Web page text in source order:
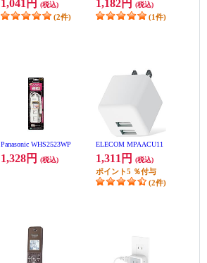
1,041円 (税込)
(2件)
1,182円 (税込)
(1件)
Panasonic WHS2523WP
1,328円 (税込)
ELECOM MPAACU11
1,311円 (税込)
ポイント5 ％付与
(2件)